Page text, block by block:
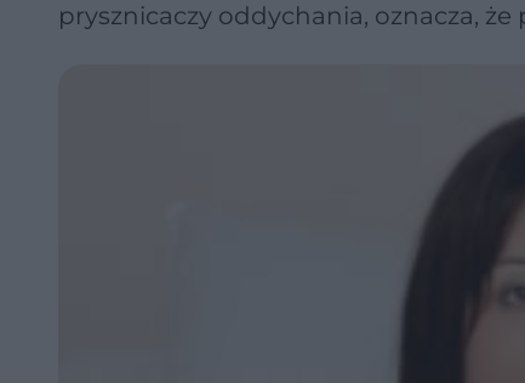
prysznicaczy oddychania, oznacza,